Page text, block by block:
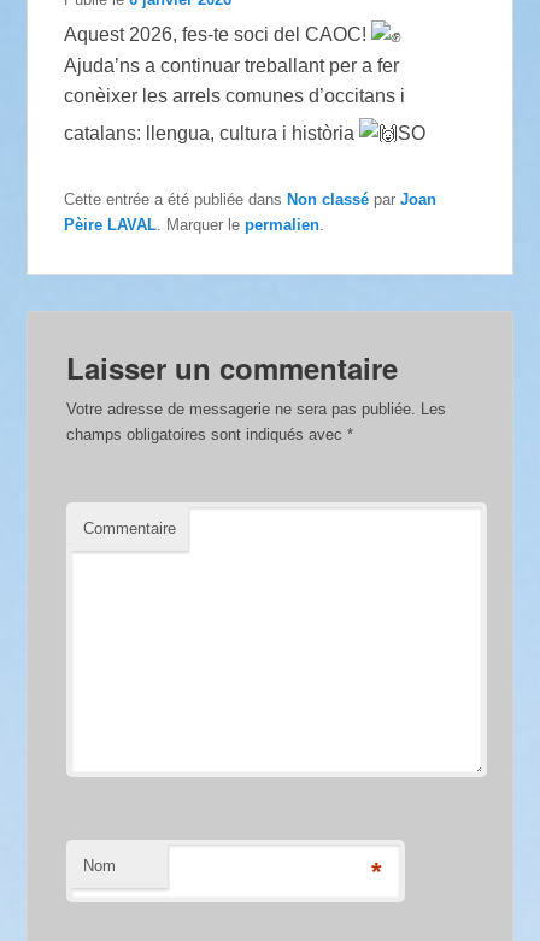
Aquest 2026, fes-te soci del CAOC!
Ajuda’ns a continuar treballant per a fer
conèixer les arrels comunes d’occitans i
catalans: llengua, cultura i història
SO
Cette entrée a été publiée dans Non classé parJoan
Pèire LAVAL. Marquer lepermalien.
Laisser un commentaire
Votre adresse de messagerie ne sera pas publiée. Les
champs obligatoires sont indiqués avec*
Commentaire
Nom *